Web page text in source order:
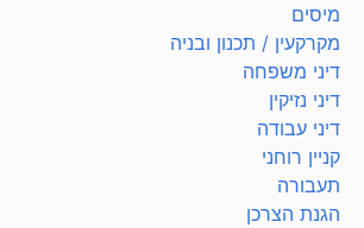
מיסים
מקרקעין / תכנון ובניה
דיני משפחה
דיני נזיקין
דיני עבודה
קניין רוחני
תעבורה
הגנת הצרכן